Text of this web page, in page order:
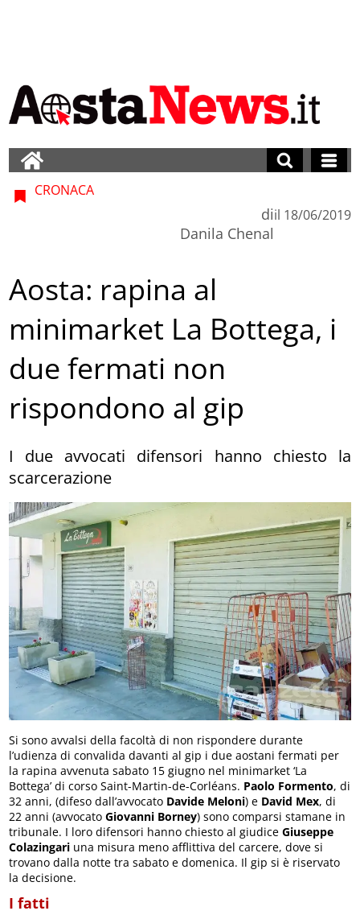
CRONACA
di
Danila Chenal
il 18/06/2019
Aosta: rapina al
minimarket La Bottega, i
due fermati non
rispondono al gip
I due avvocati difensori hanno chiesto la
scarcerazione
Si sono avvalsi della facoltà di non rispondere durante
l’udienza di convalida davanti al gip i due aostani fermati per
la rapina avvenuta sabato 15 giugno nel minimarket ‘La
Bottega’ di corso Saint-Martin-de-Corléans. Paolo Formento, di
32 anni, (difeso dall’avvocato Davide Meloni) e David Mex, di
22 anni (avvocatoGiovanni Borney) sono comparsi stamane in
tribunale. I loro difensori hanno chiesto al giudiceGiuseppe
Colazingari una misura meno afflittiva del carcere, dove si
trovano dalla notte tra sabato e domenica. Il gip si è riservato
la decisione.
I fatti